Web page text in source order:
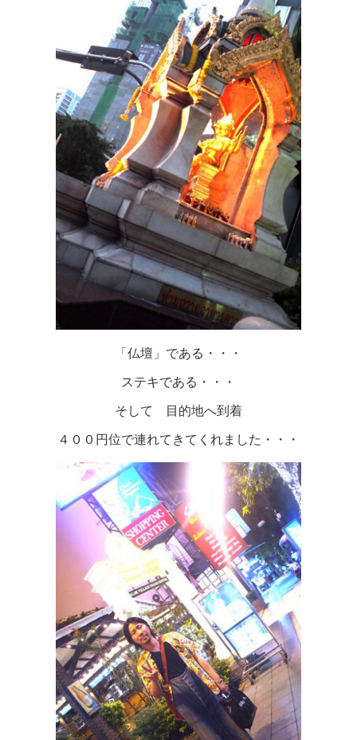
「仏壇」である・・・
ステキである・・・
そして 目的地へ到着
４００円位で連れてきてくれました・・・